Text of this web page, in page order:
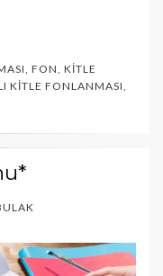
, FON, KITLE
KITLE FONLANMASI,